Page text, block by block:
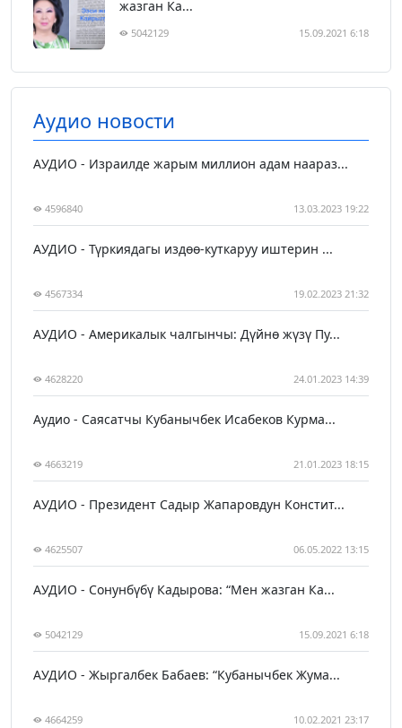
жазган Ка...
5042129 15.09.2021 6:18
Аудио новости
АУДИО - Израилде жарым миллион адам наараз...
4596840 13.03.2023 19:22
АУДИО - Түркиядагы издөө-куткаруу иштерин ...
4567334 19.02.2023 21:32
АУДИО - Америкалык чалгынчы: Дүйнө жүзү Пу...
4628220 24.01.2023 14:39
Аудио - Саясатчы Кубанычбек Исабеков Курма...
4663219 21.01.2023 18:15
АУДИО - Президент Садыр Жапаровдун Констит...
4625507 06.05.2022 13:15
АУДИО - Сонунбүбү Кадырова: “Мен жазган Ка...
5042129 15.09.2021 6:18
АУДИО - Жыргалбек Бабаев: “Кубанычбек Жума...
4664259 10.02.2021 23:17